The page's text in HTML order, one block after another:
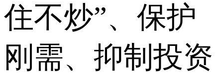
住不炒”、保护
刚需、抑制投资